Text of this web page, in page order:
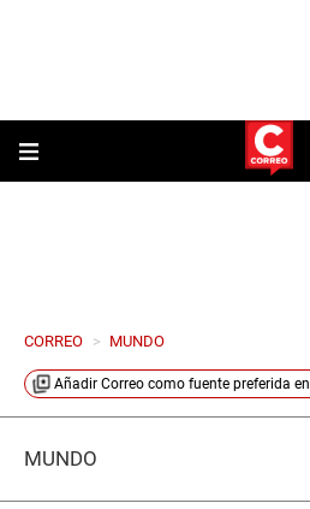
CORREO > MUNDO
Añadir Correo como fuente preferida en
MUNDO